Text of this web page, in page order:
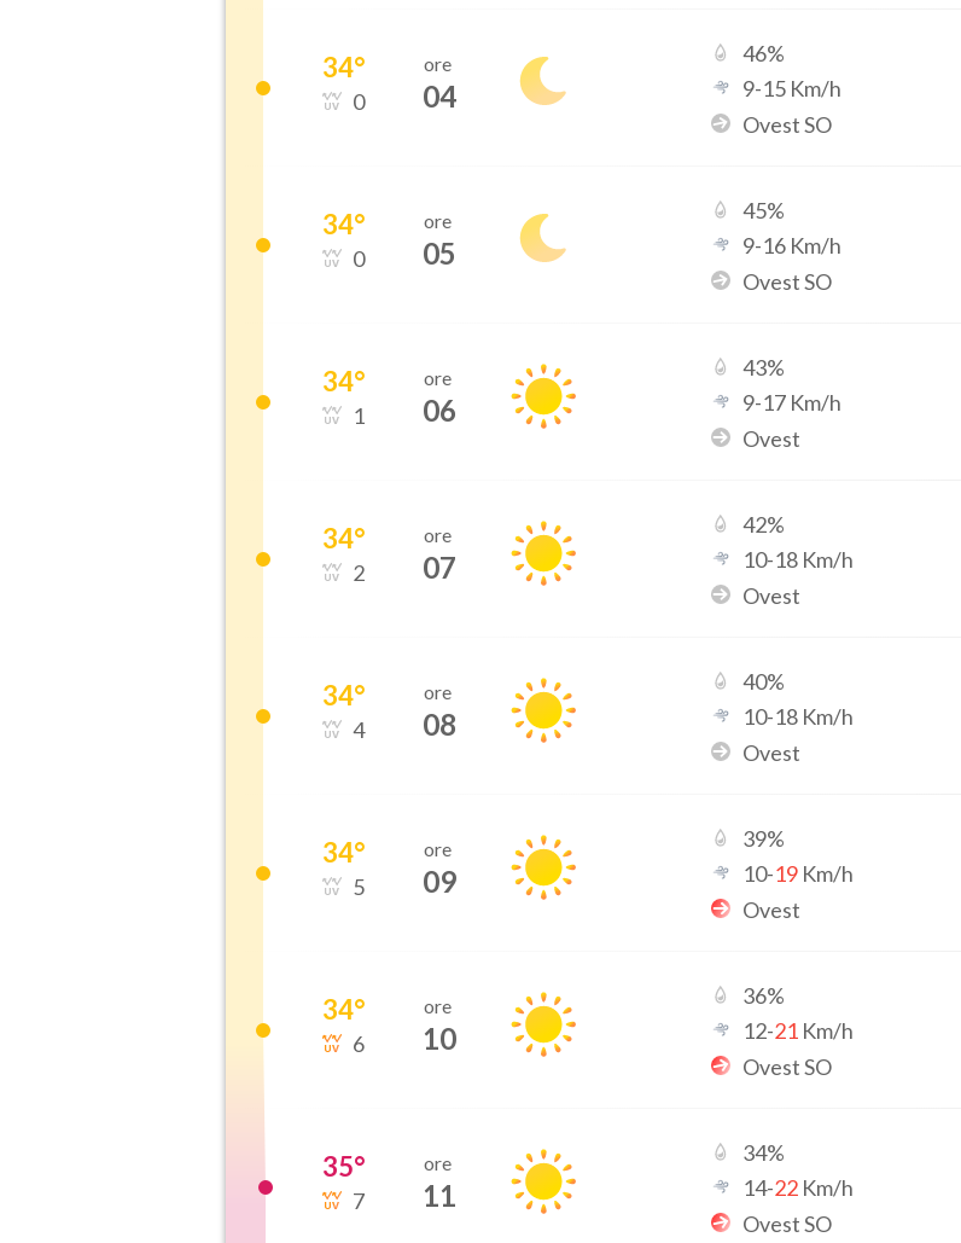
34°
0
ore
04
46%
9-15 Km/h
Ovest SO
34°
0
ore
05
45%
9-16 Km/h
Ovest SO
34°
1
ore
06
43%
9-17 Km/h
Ovest
34°
2
ore
07
42%
10-18 Km/h
Ovest
34°
4
ore
08
40%
10-18 Km/h
Ovest
34°
5
ore
09
39%
10-19 Km/h
Ovest
34°
6
ore
10
36%
12-21 Km/h
Ovest SO
35°
7
ore
11
34%
14-22 Km/h
Ovest SO